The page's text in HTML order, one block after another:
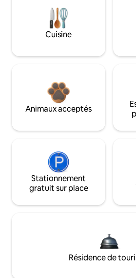
Cuisine
Animaux acceptés
Stationnement
gratuit sur place
Résidence de